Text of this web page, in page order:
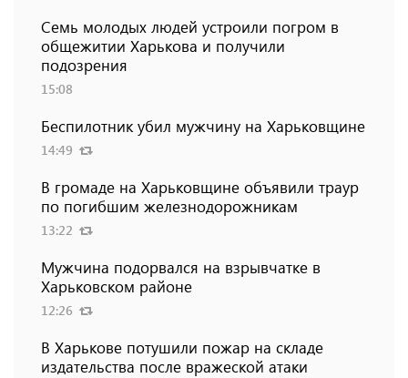
Семь молодых людей устроили погром в
общежитии Харькова и получили
подозрения
15:08
Беспилотник убил мужчину на Харьковщине
14:49
В громаде на Харьковщине объявили траур
по погибшим железнодорожникам
13:22
Мужчина подорвался на взрывчатке в
Харьковском районе
12:26
В Харькове потушили пожар на складе
издательства после вражеской атаки